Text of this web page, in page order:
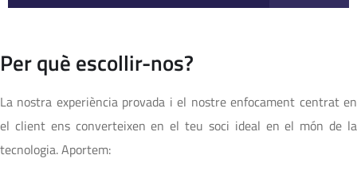
Per què escollir-nos?
La nostra experiència provada i el nostre enfocament centrat en
el client ens converteixen en el teu soci ideal en el món de la
tecnologia. Aportem: